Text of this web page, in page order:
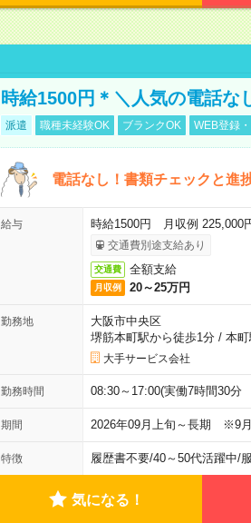
時給1500円＊＼人気の電話な
派遣 職種未経験OK ブランクOK WEB登録
電話なし！書類チェックと進
給与 時給1500円 月収例 225,000
交通費別途支給あり
交通費 全額支給
月収例 20～25万円
勤務地
大阪市中央区
堺筋本町駅から徒歩1分/ 本
大手サービス会社
勤務時間 08:30～17:00(実働7時間30
期間 2026年09月上旬～長期 ※9月
特徴 履歴書不要/40～50代活躍中/
気になる！